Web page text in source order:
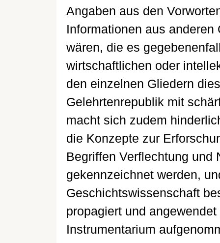
Angaben aus den
Informationen aus
wären, die es
wirtschaftlichen oder
den einzelnen Gliedern
Gelehrtenrepublik mit
macht sich zudem
die Konzepte zur
Begriffen Verflechtung und
gekennzeichnet werden,
Geschichtswissenschaft
propagiert und
Instrumentarium